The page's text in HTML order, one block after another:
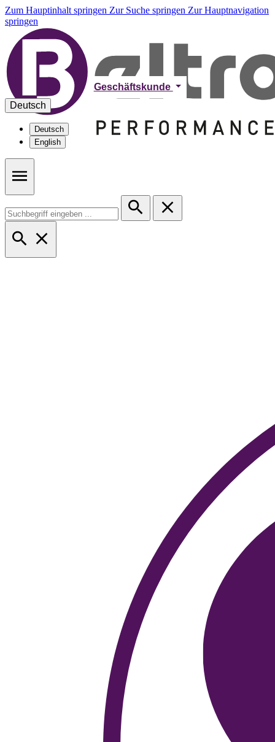
Zum Hauptinhalt springen Zur Suche springen Zur Hauptnavigation
springen
Geschäftskunde
Deutsch
Deutsch
English